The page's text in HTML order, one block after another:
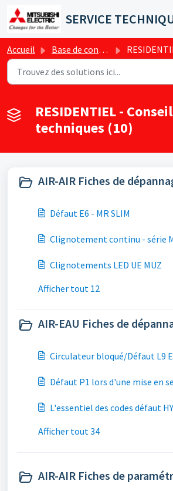
Passer au contenu principal
SERVICE
Accueil Base de connaissances RESIDENTIEL - Conseils
RESIDENTIEL -
techniques (10)
AIR-AIR Fiches de
Défaut E6 - MR SLIM
Clignotement continu - série
Clignotements LED UE MUZ
Afficher tout 12
AIR-EAU Fiches de
Circulateur bloqué/Défaut L9
Défaut P1 lors d'une mise en
L'essentiel des codes défaut
Afficher tout 34
AIR-AIR Fiches de